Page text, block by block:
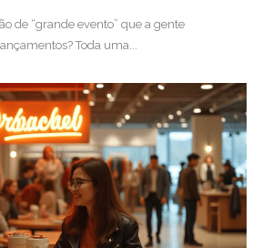
de “grande evento” que a gente
Toda uma...